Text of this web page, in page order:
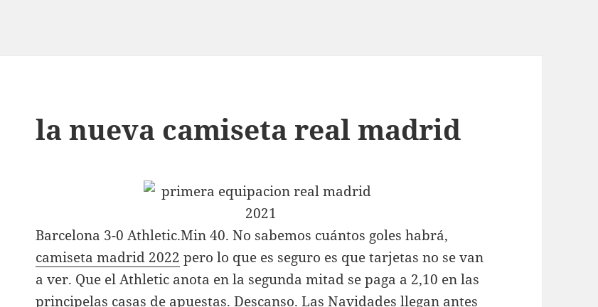
la nueva camiseta real madrid
Barcelona 3-0 Athletic.Min 40. No sabemos cuántos goles habrá,
camiseta madrid 2022 pero lo que es seguro es que tarjetas no se van
a ver. Que el Athletic anota en la segunda mitad se paga a 2,10 en las
principelas casas de apuestas. Descanso. Las Navidades llegan antes